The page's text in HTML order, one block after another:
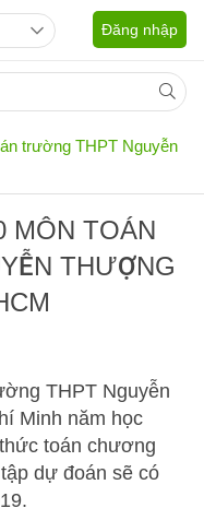
Đăng nhập
trường THPT Nguyễn
MÔN TOÁN
THƯỢNG
THPT Nguyễn
Minh năm học
toán chương
dự đoán sẽ có